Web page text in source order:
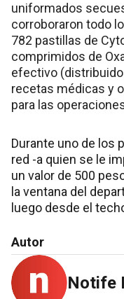
uniformados
corroboraron todo
782 pastillas de
comprimidos de
efectivo
recetas médicas y
para las
Durante uno de los
red -a quien se le
un valor de 500
la ventana del
luego desde el
Autor
Notife